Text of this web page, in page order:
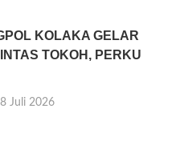
KOLAKA GELAR
TOKOH, PERKU
Juli 2026